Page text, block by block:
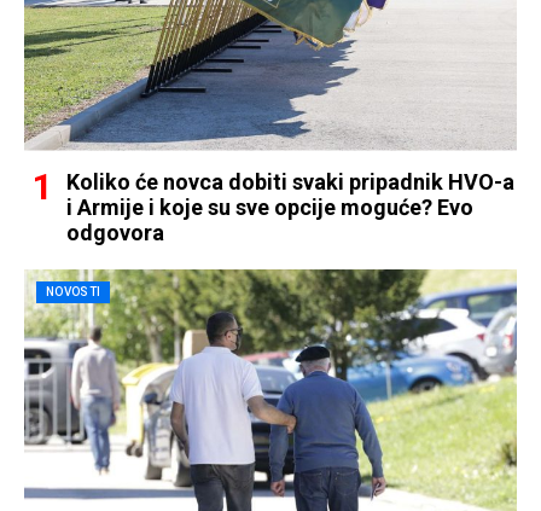
Koliko će novca dobiti svaki pripadnik HVO-a
i Armije i koje su sve opcije moguće? Evo
odgovora
NOVOSTI